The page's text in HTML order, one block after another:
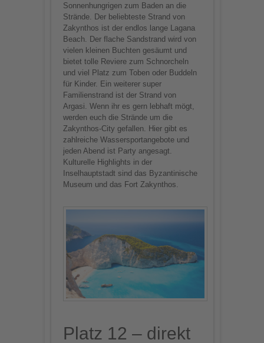
Sonnenhungrigen zum Baden an die
Strände. Der beliebteste Strand von
Zakynthos ist der endlos lange Lagana
Beach. Der flache Sandstrand wird von
vielen kleinen Buchten gesäumt und
bietet tolle Reviere zum Schnorcheln
und viel Platz zum Toben oder Buddeln
für Kinder. Ein weiterer super
Familienstrand ist der Strand von
Argasi. Wenn ihr es gern lebhaft mögt,
werden euch die Strände um die
Zakynthos-City gefallen. Hier gibt es
zahlreiche Wassersportangebote und
jeden Abend ist Party angesagt.
Kulturelle Highlights in der
Inselhauptstadt sind das Byzantinische
Museum und das Fort Zakynthos.
Platz 12 – direkt